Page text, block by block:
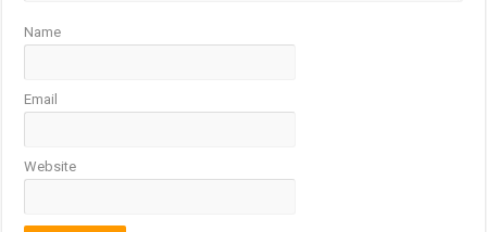
Name
Email
Website